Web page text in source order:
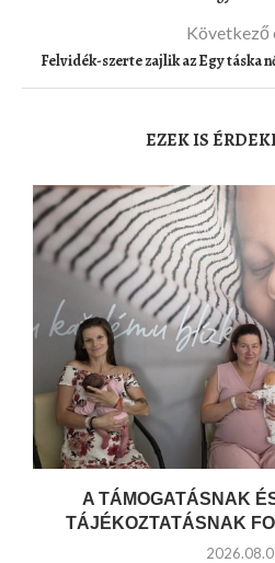
Következő
Felvidék-szerte zajlik az Egy táska
EZEK IS
A TÁMOGATÁSNAK
TÁJÉKOZTATÁSNAK